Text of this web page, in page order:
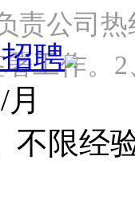
责公司
署工作
聘
限经